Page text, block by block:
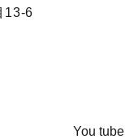
13-6
You tube